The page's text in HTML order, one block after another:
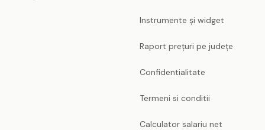
Instrumente și widget
Raport prețuri pe județe
Confidentialitate
Termeni si conditii
Calculator salariu net